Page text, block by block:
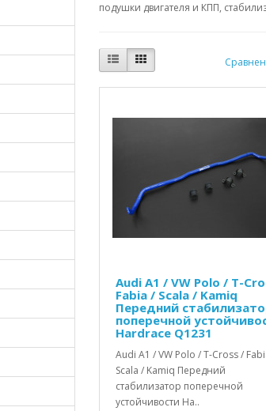
подушки двигателя и КПП,
Audi A1 / VW Polo / T-
Fabia / Scala / Kamiq
Передний
поперечной
Hardrace Q1231
Audi A1 / VW Polo / T-Cross /
Scala / Kamiq Передний
стабилизатор поперечной
устойчивости Ha..